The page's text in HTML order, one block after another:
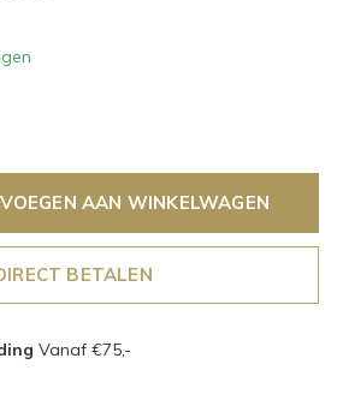
AAN WINKELWAGEN
BETALEN
Vanaf €75,-